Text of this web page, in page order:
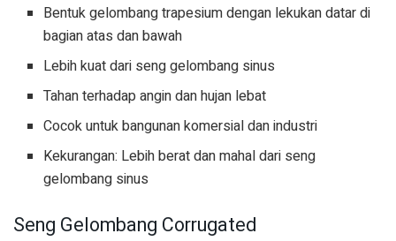
Bentuk gelombang trapesium dengan lekukan datar di
bagian atas dan bawah
Lebih kuat dari seng gelombang sinus
Tahan terhadap angin dan hujan lebat
Cocok untuk bangunan komersial dan industri
Kekurangan: Lebih berat dan mahal dari seng
gelombang sinus
Seng Gelombang Corrugated